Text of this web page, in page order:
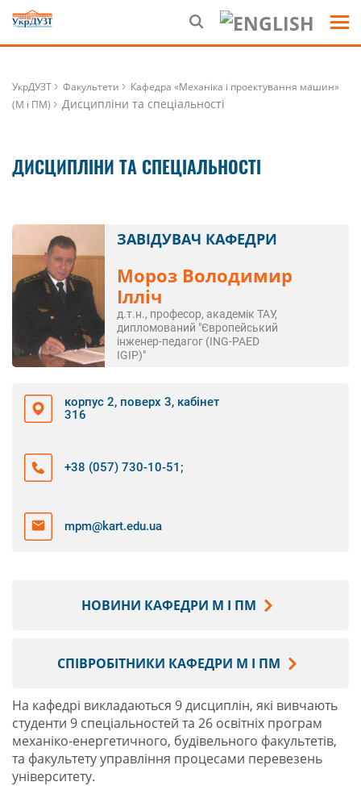
УкрДУЗТ Факультети
Кафедра «Механіка і проектування машин»
(М і ПМ)
Дисципліни та спеціальності
ДИСЦИПЛІНИ ТА СПЕЦІАЛЬНОСТІ
ЗАВІДУВАЧ КАФЕДРИ
Мороз Володимир
Ілліч
д.т.н., професор, академік ТАУ,
дипломований "Європейський
інженер-педагог (ING-PAED
IGIP)"
корпус 2, поверх 3, кабінет
316
+38 (057) 730-10-51 ;
mpm@kart.edu.ua
НОВИНИ КАФЕДРИ М І ПМ
СПІВРОБІТНИКИ КАФЕДРИ М І ПМ
На кафедрі викладаються 9 дисциплін, які вивчають
студенти 9 спеціальностей та 26 освітніх програм
механіко-енергетичного, будівельного факультетів,
та факультету управління процесами перевезень
університету.